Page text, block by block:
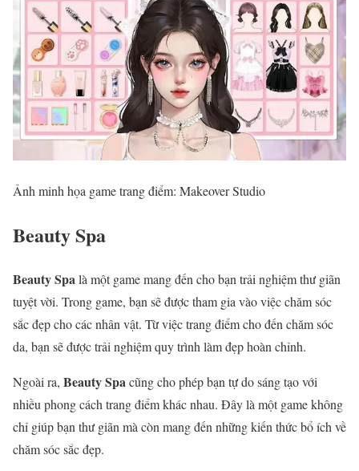
Ảnh minh họa game trang điểm: Makeover Studio
Beauty Spa
Beauty Spalà một game mang đến cho bạn trải nghiệm thư giãn
tuyệt vời. Trong game, bạn sẽ được tham gia vào việc chăm sóc
sắc đẹp cho các nhân vật. Từ việc trang điểm cho đến chăm sóc
da, bạn sẽ được trải nghiệm quy trình làm đẹp hoàn chỉnh.
Ngoài ra, Beauty Spacũng cho phép bạn tự do sáng tạo với
nhiều phong cách trang điểm khác nhau. Đây là một game không
chỉ giúp bạn thư giãn mà còn mang đến những kiến thức bổ ích về
chăm sóc sắc đẹp.